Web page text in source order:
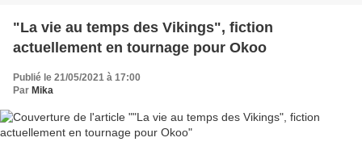
"La vie au temps des Vikings", fiction
actuellement en tournage pour Okoo
Publié le 21/05/2021 à 17:00
Par Mika